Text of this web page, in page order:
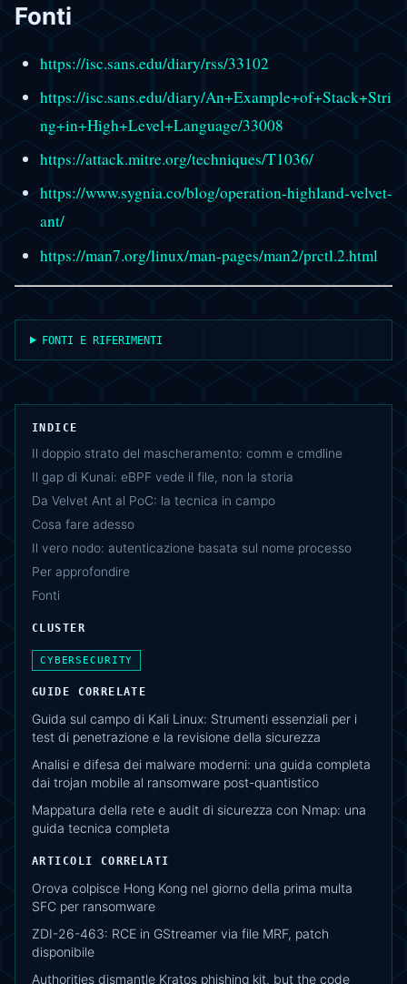
Fonti
https://isc.sans.edu/diary/rss/33102
https://isc.sans.edu/diary/An+Example+of+Stack+Stri
ng+in+High+Level+Language/33008
https://attack.mitre.org/techniques/T1036/
https://www.sygnia.co/blog/operation-highland-velvet-
ant/
https://man7.org/linux/man-pages/man2/prctl.2.html
FONTI E RIFERIMENTI
INDICE
Il doppio strato del mascheramento: comm e cmdline
Il gap di Kunai: eBPF vede il file, non la storia
Da Velvet Ant al PoC: la tecnica in campo
Cosa fare adesso
Il vero nodo: autenticazione basata sul nome processo
Per approfondire
Fonti
CLUSTER
CYBERSECURITY
GUIDE CORRELATE
Guida sul campo di Kali Linux: Strumenti essenziali per i
test di penetrazione e la revisione della sicurezza
Analisi e difesa dei malware moderni: una guida completa
dai trojan mobile al ransomware post-quantistico
Mappatura della rete e audit di sicurezza con Nmap: una
guida tecnica completa
ARTICOLI CORRELATI
Orova colpisce Hong Kong nel giorno della prima multa
SFC per ransomware
ZDI-26-463: RCE in GStreamer via file MRF, patch
disponibile
Authorities dismantle Kratos phishing kit, but the code